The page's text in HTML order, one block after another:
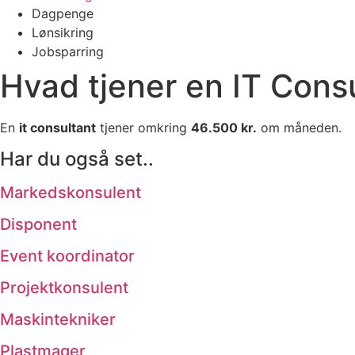
Dagpenge
Lønsikring
Jobsparring
Hvad tjener en IT
En it consultant tjener omkring 46.500 kr. om måneden.
Har du også set..
Markedskonsulent
Disponent
Event koordinator
Projektkonsulent
Maskintekniker
Plastmager